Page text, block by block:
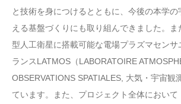
と技術を身につけるとともに、今後の本学
える基盤づくりにも取り組んできました。
型人工衛星に搭載可能な電場プラズマセンサ
ランスLATMOS（LABORATOIRE
OBSERVATIONS SPATIALES, 大気・宇宙観
ています。また、プロジェクト全体において